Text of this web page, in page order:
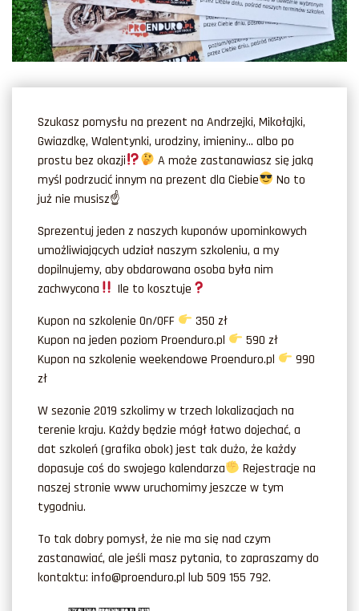
Szukasz pomysłu na prezent na Andrzejki, Mikołajki,
Gwiazdkę, Walentynki, urodziny, imieniny… albo po
prostu bez okazji
A może zastanawiasz się jaką
myśl podrzucić innym na prezent dla Ciebie
No to
już nie musisz☝️
Sprezentuj jeden z naszych kuponów upominkowych
umożliwiających udział naszym szkoleniu, a my
dopilnujemy, aby obdarowana osoba była nim
zachwycona
Ile to kosztuje
Kupon na szkolenie On/OFF
350 zł
Kupon na jeden poziom Proenduro.pl
590 zł
Kupon na szkolenie weekendowe Proenduro.pl
990
zł
W sezonie 2019 szkolimy w trzech lokalizacjach na
terenie kraju. Każdy będzie mógł łatwo dojechać, a
dat szkoleń (grafika obok) jest tak dużo, że każdy
dopasuje coś do swojego kalendarza
Rejestracje na
naszej stronie www uruchomimy jeszcze w tym
tygodniu.
To tak dobry pomysł, że nie ma się nad czym
zastanawiać, ale jeśli masz pytania, to zapraszamy do
kontaktu: info@proenduro.pl lub 509 155 792.